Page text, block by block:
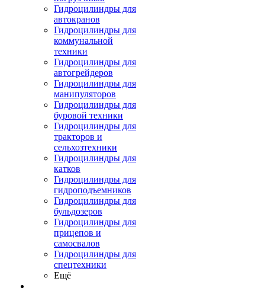
Гидроцилиндры для
автокранов
Гидроцилиндры для
коммунальной
техники
Гидроцилиндры для
автогрейдеров
Гидроцилиндры для
манипуляторов
Гидроцилиндры для
буровой техники
Гидроцилиндры для
тракторов и
сельхозтехники
Гидроцилиндры для
катков
Гидроцилиндры для
гидроподъемников
Гидроцилиндры для
бульдозеров
Гидроцилиндры для
прицепов и
самосвалов
Гидроцилиндры для
спецтехники
Ещё